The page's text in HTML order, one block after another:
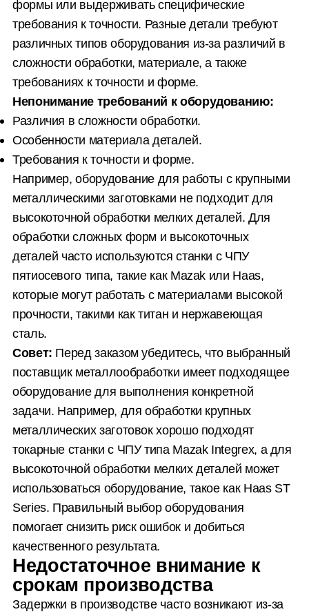
формы или выдерживать специфические
требования к точности. Разные детали требуют
различных типов оборудования из-за различий в
сложности обработки, материале, а также
требованиях к точности и форме.
Непонимание требований к оборудованию:
Различия в сложности обработки.
Особенности материала деталей.
Требования к точности и форме.
Например, оборудование для работы с крупными
металлическими заготовками не подходит для
высокоточной обработки мелких деталей. Для
обработки сложных форм и высокоточных
деталей часто используются станки с ЧПУ
пятиосевого типа, такие как Mazak или Haas,
которые могут работать с материалами высокой
прочности, такими как титан и нержавеющая
сталь.
Совет: Перед заказом убедитесь, что выбранный
поставщик металлообработки имеет подходящее
оборудование для выполнения конкретной
задачи. Например, для обработки крупных
металлических заготовок хорошо подходят
токарные станки с ЧПУ типа Mazak Integrex, а для
высокоточной обработки мелких деталей может
использоваться оборудование, такое как Haas ST
Series. Правильный выбор оборудования
помогает снизить риск ошибок и добиться
качественного результата.
Недостаточное внимание к
срокам производства
Задержки в производстве часто возникают из-за